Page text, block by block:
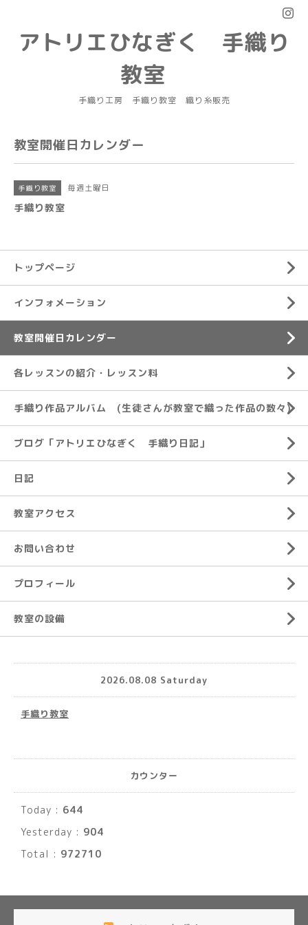
アトリエひなぎく 手織り
教室
手織り工房 手織り教室 織り糸販売
教室開催日カレンダー
手織り教室 毎週土曜日
手織り教室
トップページ
インフォメーション
教室開催日カレンダー
各レッスンの紹介・レッスン料
手織り作品アルバム (生徒さんが教室で織った作品の数々)
ブログ「アトリエひなぎく 手織り日記」
日記
教室アクセス
お問い合わせ
プロフィール
教室の設備
2026.08.08 Saturday
手織り教室
カウンター
Today : 644
Yesterday : 904
Total : 972710